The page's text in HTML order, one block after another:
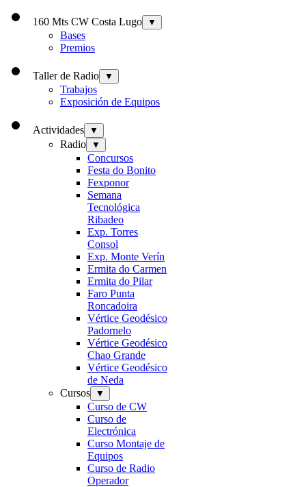
160 Mts CW Costa Lugo ▼
Bases
Premios
Taller de Radio ▼
Trabajos
Exposición de Equipos
Actividades ▼
Radio ▼
Concursos
Festa do Bonito
Fexponor
Semana
Tecnológica
Ribadeo
Exp. Torres
Consol
Exp. Monte Verín
Ermita do Carmen
Ermita do Pilar
Faro Punta
Roncadoira
Vértice Geodésico
Padornelo
Vértice Geodésico
Chao Grande
Vértice Geodésico
de Neda
Cursos
▼
Curso de CW
Curso de
Electrónica
Curso Montaje de
Equipos
Curso de Radio
Operador